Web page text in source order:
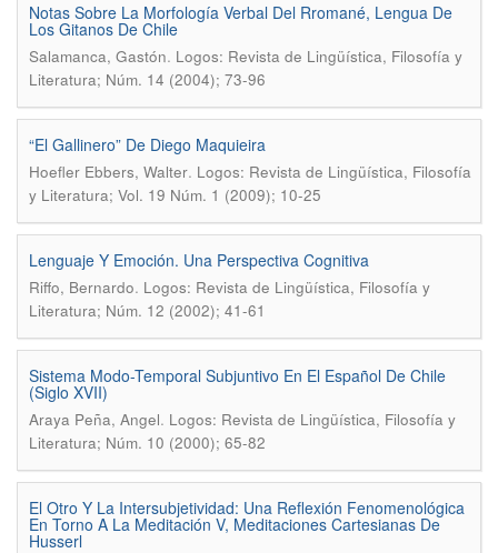
Notas Sobre La Morfología Verbal Del Rromané, Lengua De
Los Gitanos De Chile
Salamanca, Gastón. Logos: Revista de Lingüística, Filosofía y
Literatura; Núm. 14 (2004); 73-96
“El Gallinero” De Diego Maquieira
Hoefler Ebbers, Walter. Logos: Revista de Lingüística, Filosofía
y Literatura; Vol. 19 Núm. 1 (2009); 10-25
Lenguaje Y Emoción. Una Perspectiva Cognitiva
Riffo, Bernardo. Logos: Revista de Lingüística, Filosofía y
Literatura; Núm. 12 (2002); 41-61
Sistema Modo-Temporal Subjuntivo En El Español De Chile
(Siglo XVII)
Araya Peña, Angel. Logos: Revista de Lingüística, Filosofía y
Literatura; Núm. 10 (2000); 65-82
El Otro Y La Intersubjetividad: Una Reflexión Fenomenológica
En Torno A La Meditación V, Meditaciones Cartesianas De
Husserl